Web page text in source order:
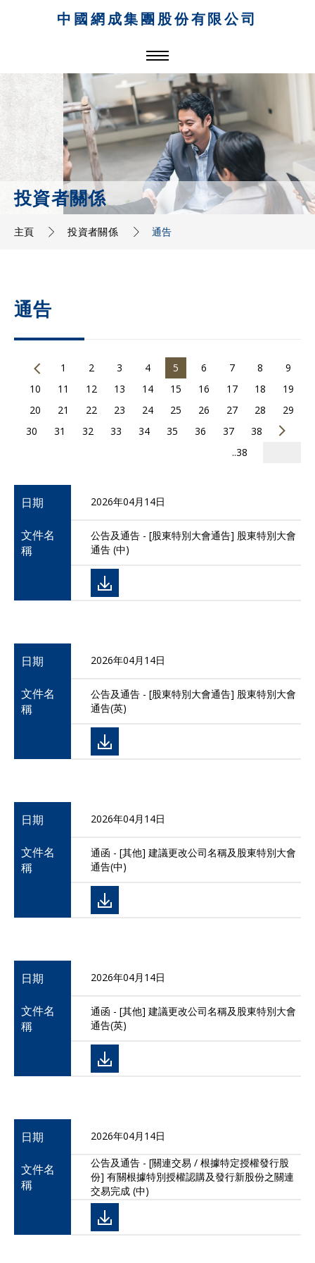
中國網成集團股份有限公司
投資者關係
主頁 投資者關係 通告
通告
1 2 3 4 5 6 7 8
9
10
11 12 13 14 15 16 17 18
19
20
21 22 23 24 25 26 27 28
29
30
31 32 33 34 35 36 37
38
..38
日期 2026年04月14日
文件名
稱
公告及通告 - [股東特別大會通告] 股東特別大會
通告 (中)
日期 2026年04月14日
文件名
稱
公告及通告 - [股東特別大會通告] 股東特別大會
通告(英)
日期 2026年04月14日
文件名
稱
通函 - [其他] 建議更改公司名稱及股東特別大會
通告(中)
日期 2026年04月14日
文件名
稱
通函 - [其他] 建議更改公司名稱及股東特別大會
通告(英)
日期 2026年04月14日
文件名
稱
公告及通告 - [關連交易 / 根據特定授權發行股
份] 有關根據特別授權認購及發行新股份之關連
交易完成 (中)